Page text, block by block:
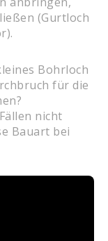
(Gurtloch
Bohrloch
für die
nicht
Bauart bei